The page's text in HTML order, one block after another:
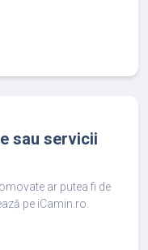
sau servicii
ar putea fi de
pe iCamin.ro.